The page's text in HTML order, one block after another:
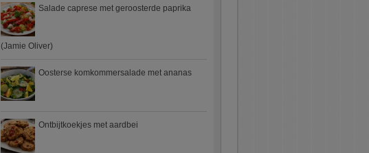
Salade caprese met geroosterde paprika
(Jamie Oliver)
Oosterse komkommersalade met ananas
Ontbijtkoekjes met aardbei